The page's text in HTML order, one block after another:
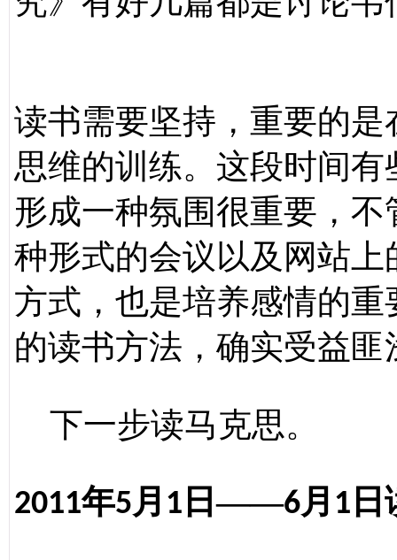
读书需要坚持，重要的
思维的训练。这段时间
形成一种氛围很重要，
种形式的会议以及网站
方式，也是培养感情的
的读书方法，确实受益
下一步读马克思。
2011年5月 1 日——6月 1